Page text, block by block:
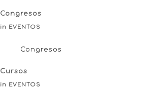
Congresos
in EVENTOS
Congresos
Cursos
in EVENTOS